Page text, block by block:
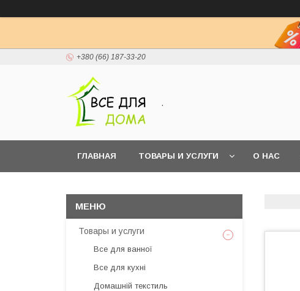
+380 (66) 187-33-20
.
ГЛАВНАЯ ТОВАРЫ И УСЛУГИ О НАС
Товары и услуги
Все для ванної
Все для кухні
Домашній текстиль